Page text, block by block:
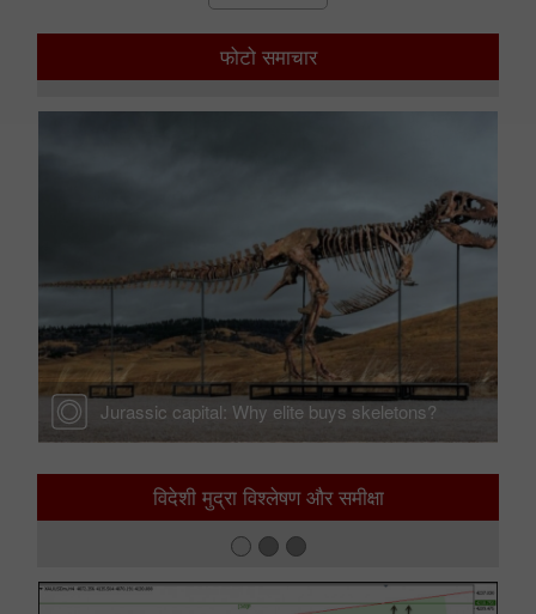
फोटो समाचार
Jurassic capital: Why elite buys skeletons?
विदेशी मुद्रा विश्लेषण और समीक्षा